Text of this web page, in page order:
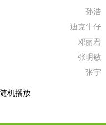
孙浩
迪克牛仔
邓丽君
张明敏
张宇
随机播放